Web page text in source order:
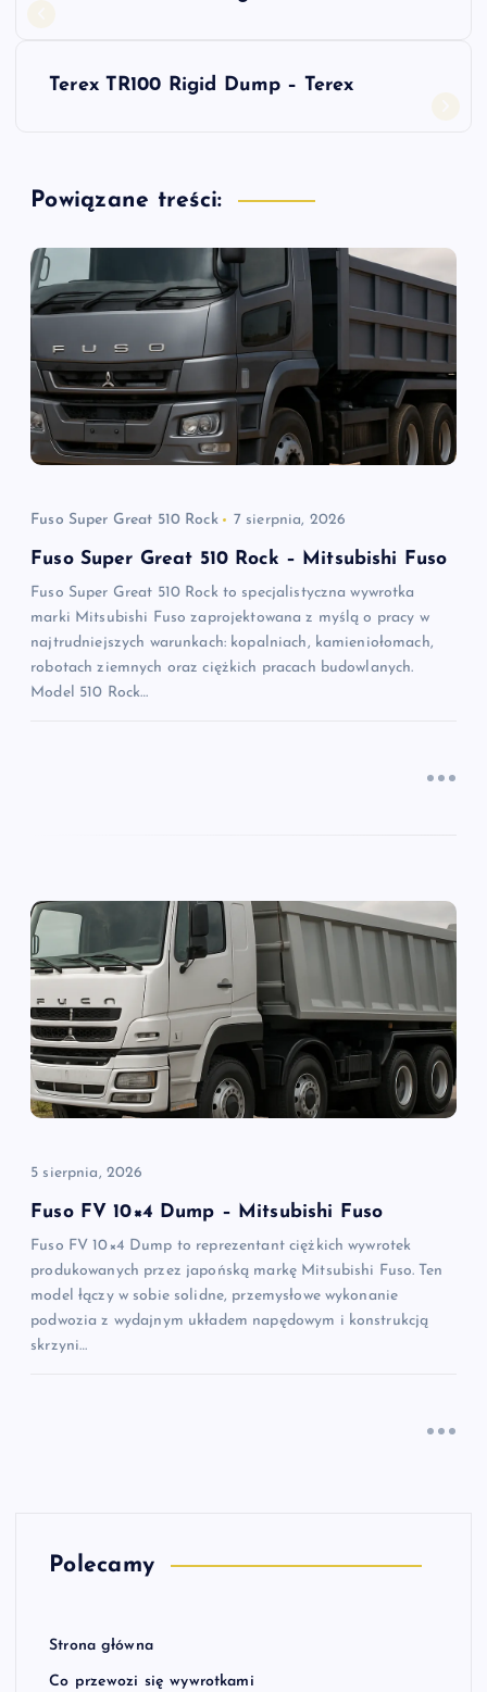
g
a
c
a
w
p
s
u
Terex TR100 Rigid Dump – Terex
Powiązane treści:
Fuso Super Great 510 Rock 7 sierpnia, 2026
Fuso Super Great 510 Rock – Mitsubishi Fuso
Fuso Super Great 510 Rock to specjalistyczna wywrotka
marki Mitsubishi Fuso zaprojektowana z myślą o pracy w
najtrudniejszych warunkach: kopalniach, kamieniołomach,
robotach ziemnych oraz ciężkich pracach budowlanych.
Model 510 Rock…
5 sierpnia, 2026
Fuso FV 10×4 Dump – Mitsubishi Fuso
Fuso FV 10×4 Dump to reprezentant ciężkich wywrotek
produkowanych przez japońską markę Mitsubishi Fuso. Ten
model łączy w sobie solidne, przemysłowe wykonanie
podwozia z wydajnym układem napędowym i konstrukcją
skrzyni…
Polecamy
Strona główna
Co przewozi się wywrotkami